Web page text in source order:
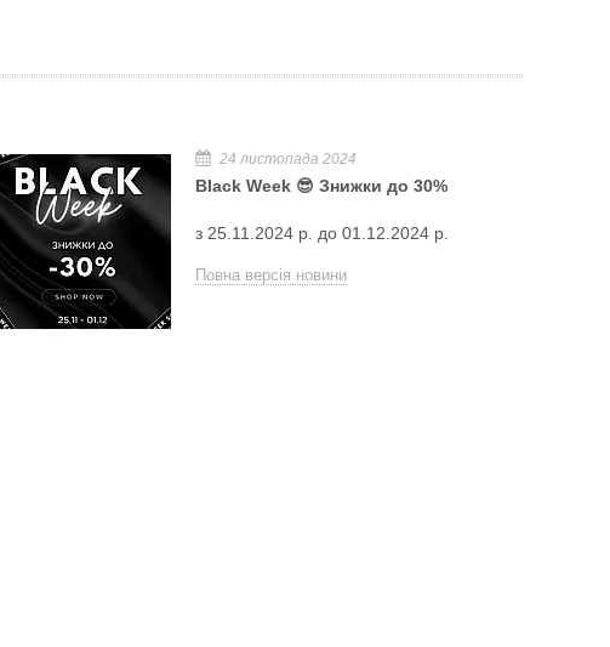
24 листопада 2024
Black Week 😎 Знижки до 30%
з 25.11.2024 р. до 01.12.2024 р.
Повна версія новини